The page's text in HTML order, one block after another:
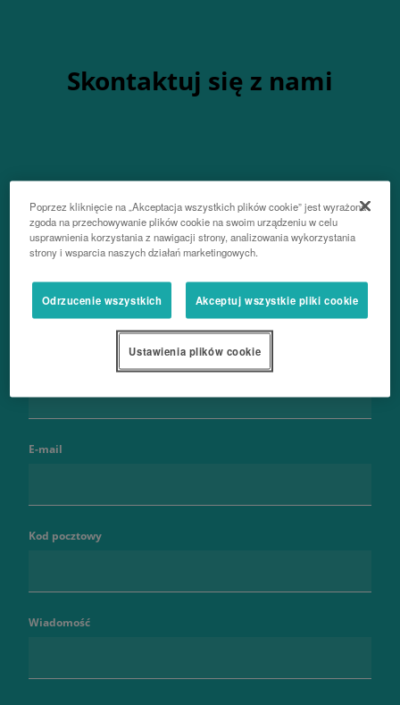
Skontaktuj się z nami
E-mail
Kod pocztowy
Wiadomość
Poprzez kliknięcie na „Akceptacja wszystkich plików cookie” jest wyrażona
zgoda na przechowywanie plików cookie na swoim urządzeniu w celu
usprawnienia korzystania z nawigacji strony, analizowania wykorzystania
strony i wsparcia naszych działań marketingowych.
Odrzucenie wszystkich Akceptuj wszystkie pliki cookie
Ustawienia plików cookie